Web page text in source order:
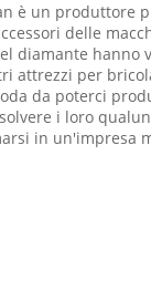
è un produttore
delle
diamante hanno
attrezzi per
da poterci
i loro
in un'impresa